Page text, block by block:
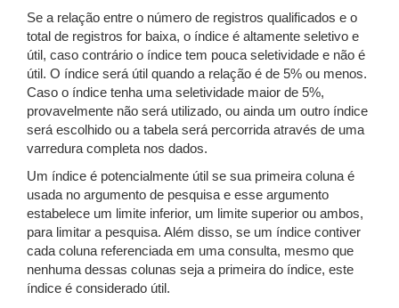
Se a relação entre o número de registros qualificados e o
total de registros for baixa, o índice é altamente seletivo e
útil, caso contrário o índice tem pouca seletividade e não é
útil. O índice será útil quando a relação é de 5% ou menos.
Caso o índice tenha uma seletividade maior de 5%,
provavelmente não será utilizado, ou ainda um outro índice
será escolhido ou a tabela será percorrida através de uma
varredura completa nos dados.
Um índice é potencialmente útil se sua primeira coluna é
usada no argumento de pesquisa e esse argumento
estabelece um limite inferior, um limite superior ou ambos,
para limitar a pesquisa. Além disso, se um índice contiver
cada coluna referenciada em uma consulta, mesmo que
nenhuma dessas colunas seja a primeira do índice, este
índice é considerado útil.